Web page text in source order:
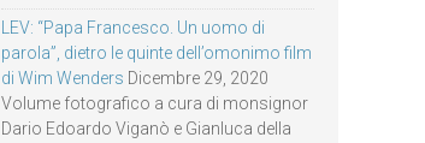
LEV: “Papa Francesco. Un uomo di
parola”, dietro le quinte dell’omonimo film
di Wim Wenders Dicembre 29, 2020
Volume fotografico a cura di monsignor
Dario Edoardo Viganò e Gianluca della